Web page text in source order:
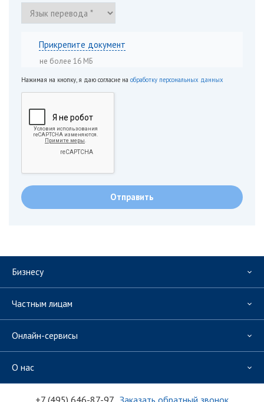
Прикрепите документ
не более 16 МБ
Нажимая на кнопку, я даю согласие на обработку персональных данных
Бизнесу
Частным лицам
Онлайн-сервисы
О нас